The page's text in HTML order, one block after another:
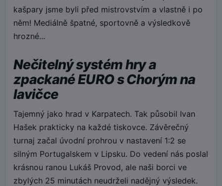
kašpary jsme byli před mistrovstvím a vlastně i po
něm! Mediálně špatné, sportovně a výsledkově
hrozné...
Nečitelný systém hry a
zpackané EURO s Chorým na
lavičce
Tajemný jako hrad v Karpatech. Tak působil Ivan
Hašek prakticky na každé tiskovce. Závěrečný
turnaj začal úvodní prohrou v nastavení 1:2 se
silným Portugalskem v Lipsku. Do vedení nás poslal
krásnou ranou Lukáš Provod, ale naši borci ve
zbylých 25 minutách neudrželi nadějný výsledek.